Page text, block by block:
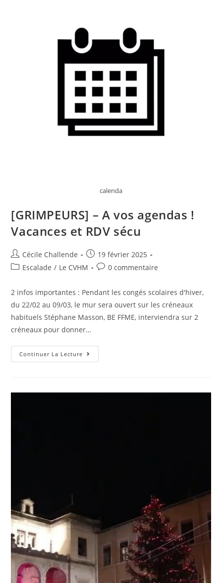
calenda
[GRIMPEURS] – A vos agendas !
Vacances et RDV sécu
Cécile Challende
19 février 2025
Escalade / Le CVHM 0 commentaire
2 infos importantes : Pendant les congés scolaires d'hiver,
du 22/02 au 09/03, le mur sera ouvert sur les créneaux
habituels Stéphane Masson, BE FFME, interviendra sur 2
créneaux pour donner…
Continuer La Lecture